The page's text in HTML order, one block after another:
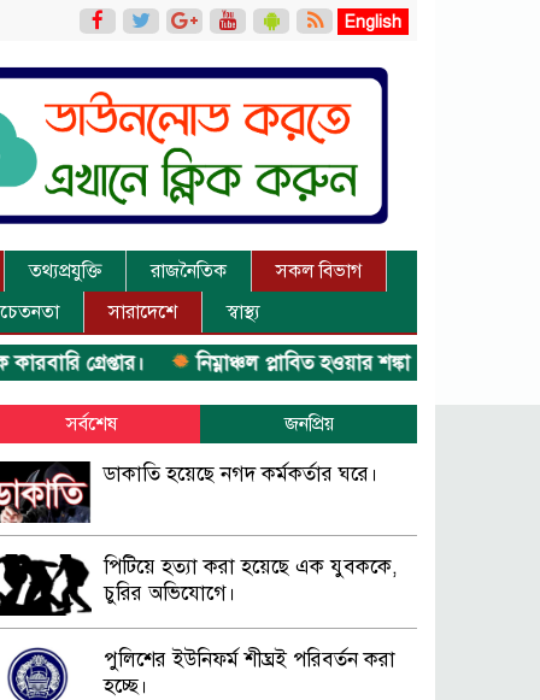
English
তথ্যপ্রযুক্তি রাজনৈতিক
সকল বিভাগ
সারাদেশে স্বাস্থ্য
গ্রেপ্তার। নিম্নাঞ্চল প্লাবিত হওয়ার শঙ্কা।
সর্বশেষ জনপ্রিয়
ডাকাতি হয়েছে নগদ কর্মকর্তার ঘরে।
পিটিয়ে হত্যা করা হয়েছে এক যুবককে,
চুরির অভিযোগে।
পুলিশের ইউনিফর্ম শীঘ্রই পরিবর্তন করা
হচ্ছে।